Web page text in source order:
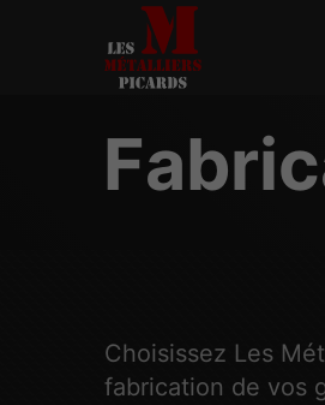
Choisissez Les
fabrication de vos